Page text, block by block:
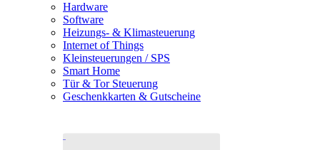
Hardware
Software
Heizungs- & Klimasteuerung
Internet of Things
Kleinsteuerungen / SPS
Smart Home
Tür & Tor Steuerung
Geschenkkarten & Gutscheine